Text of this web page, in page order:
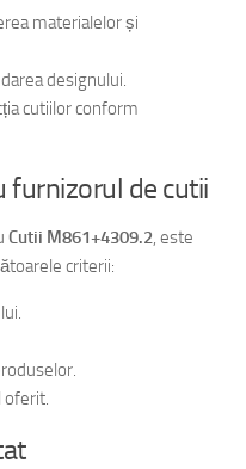
materialelor și
designului.
cutiilor conform
furnizorul de cutii
Cutii M861+4309.2, este
criterii:
oferit.